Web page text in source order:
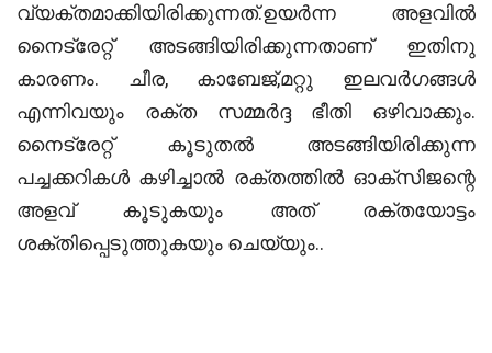
വ്യക്തമാക്കിയിരിക്കുന്നത്.ഉയര്‍ന്ന അളവില്‍
നൈട്രേറ്റ് അടങ്ങിയിരിക്കുന്നതാണ് ഇതിനു
കാരണം. ചീര, കാബേജ്,മറ്റു ഇലവര്‍ഗങ്ങള്‍
എന്നിവയും രക്ത സമ്മര്‍ദ്ദ ഭീതി ഒഴിവാക്കും.
നൈട്രേറ്റ് കൂടുതല്‍ അടങ്ങിയിരിക്കുന്ന
പച്ചക്കറികള്‍ കഴിച്ചാല്‍ രക്തത്തില്‍ ഓക്‌സിജന്റെ
അളവ് കൂടുകയും അത് രക്തയോട്ടം
ശക്തിപ്പെടുത്തുകയും ചെയ്യും..